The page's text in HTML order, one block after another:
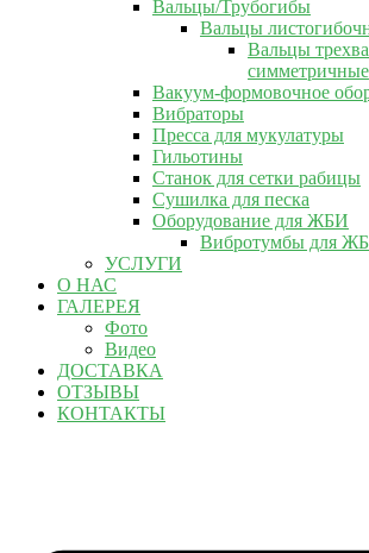
Вальцы/Трубогибы
Вальцы
Вальцы
симметричные
Вакуум-формовочное
Вибраторы
Пресса для мукулатуры
Гильотины
Станок для сетки рабицы
Сушилка для песка
Оборудование для ЖБИ
Вибротумбы для
УСЛУГИ
О НАС
ГАЛЕРЕЯ
Фото
Видео
ДОСТАВКА
ОТЗЫВЫ
КОНТАКТЫ